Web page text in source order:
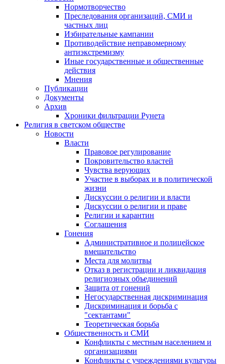
Нормотворчество
Преследования организаций, СМИ и
частных лиц
Избирательные кампании
Противодействие неправомерному
антиэкстремизму
Иные государственные и общественные
действия
Мнения
Публикации
Документы
Архив
Хроники фильтрации Рунета
Религия в светском обществе
Новости
Власти
Правовое регулирование
Покровительство властей
Чувства верующих
Участие в выборах и в политической
жизни
Дискуссии о религии и власти
Дискуссии о религии и праве
Религии и карантин
Соглашения
Гонения
Административное и полицейское
вмешательство
Места для молитвы
Отказ в регистрации и ликвидация
религиозных объединений
Защита от гонений
Негосударственная дискриминация
Дискриминация и борьба с
"сектантами"
Теоретическая борьба
Общественность и СМИ
Конфликты с местным населением и
организациями
Конфликты с учреждениями культуры